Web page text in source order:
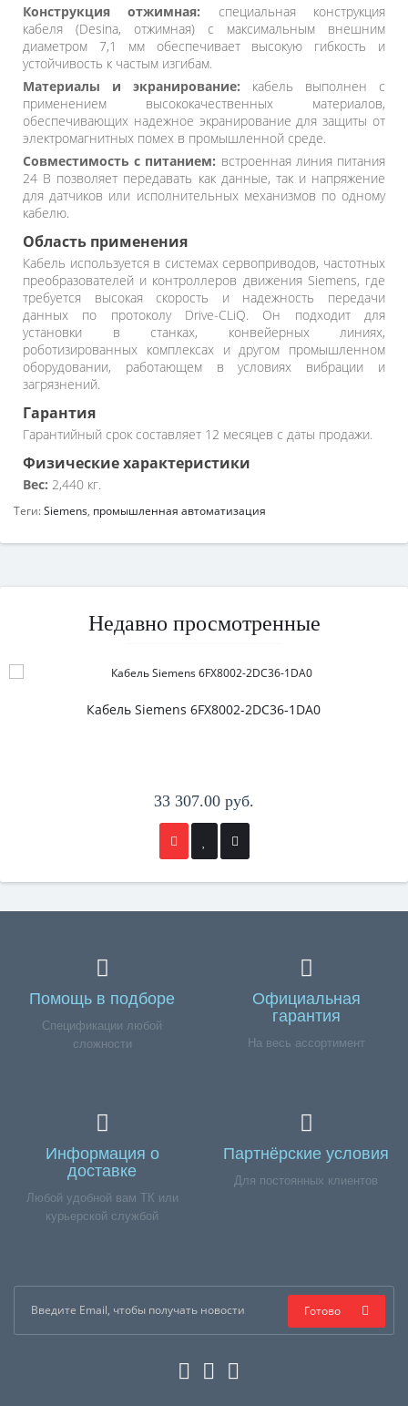
Конструкция отжимная: специальная конструкция
кабеля (Desina, отжимная) с максимальным внешним
диаметром 7,1 мм обеспечивает высокую гибкость и
устойчивость к частым изгибам.
Материалы и экранирование: кабель выполнен с
применением высококачественных материалов,
обеспечивающих надежное экранирование для защиты от
электромагнитных помех в промышленной среде.
Совместимость с питанием: встроенная линия питания
24 В позволяет передавать как данные, так и напряжение
для датчиков или исполнительных механизмов по одному
кабелю.
Область применения
Кабель используется в системах сервоприводов, частотных
преобразователей и контроллеров движения Siemens, где
требуется высокая скорость и надежность передачи
данных по протоколу Drive-CLiQ. Он подходит для
установки в станках, конвейерных линиях,
роботизированных комплексах и другом промышленном
оборудовании, работающем в условиях вибрации и
загрязнений.
Гарантия
Гарантийный срок составляет 12 месяцев с даты продажи.
Физические характеристики
Вес: 2,440 кг.
Теги:Siemens, промышленная автоматизация
Недавно просмотренные
Кабель Siemens 6FX8002-2DC36-1DA0
33 307.00 руб.
Помощь в подборе
Спецификации любой
сложности
Официальная
гарантия
На весь ассортимент
Информация о
доставке
Любой удобной вам ТК или
курьерской службой
Партнёрские условия
Для постоянных клиентов
Готово